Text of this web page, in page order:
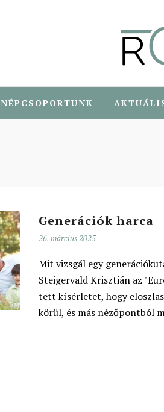
NÉPCSOPORTUNK
Generációk harca
26. március 2025
Mit vizsgál egy
Steigervald Krisztián az
tett kísérletet, hogy
körül, és más nézőpontból